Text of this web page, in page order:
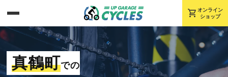
shopping_cart オンライン
ショップ
真鶴町での